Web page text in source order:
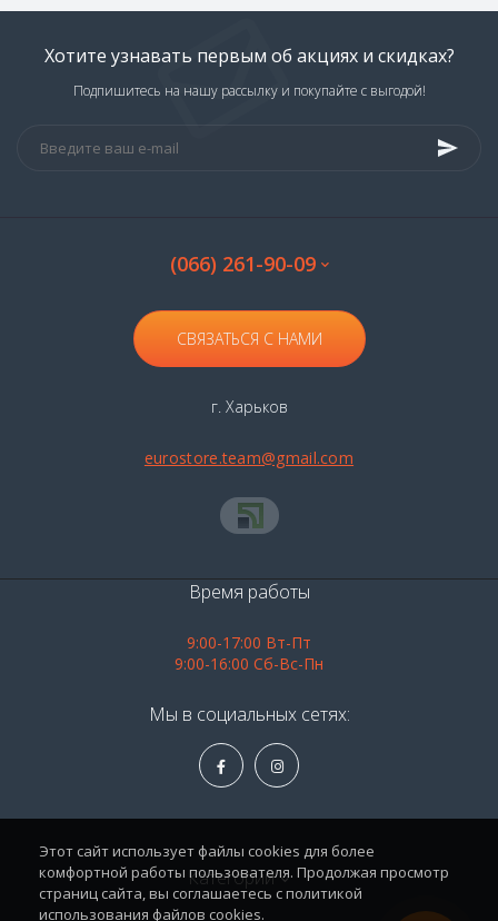
Хотите узнавать первым об акциях и скидках?
Подпишитесь на нашу рассылку и покупайте с выгодой!
(066) 261-90-09
СВЯЗАТЬСЯ С НАМИ
г. Харьков
eurostore.team@gmail.com
Категории
Время работы
9:00-17:00 Вт-Пт
9:00-16:00 Сб-Вс-Пн
Мы в социальных сетях:
Этот сайт использует файлы cookies для более
комфортной работы пользователя. Продолжая просмотр
страниц сайта, вы соглашаетесь с политикой
использования файлов cookies.